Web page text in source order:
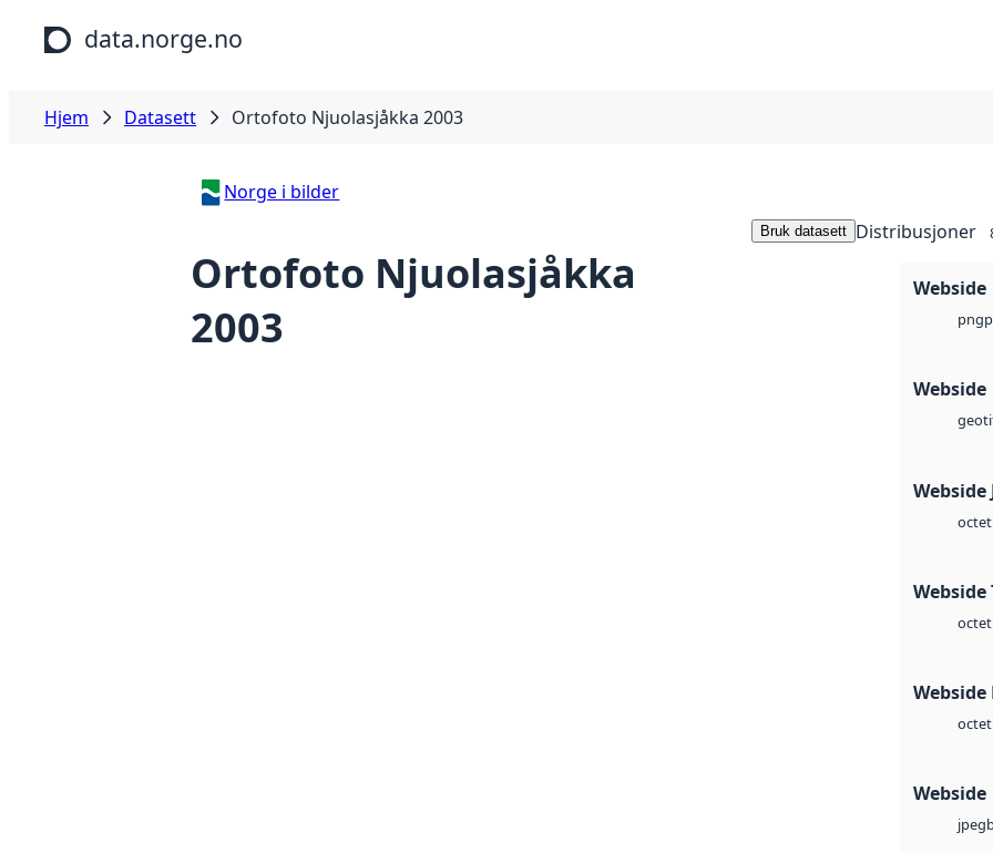
Hopp til hovedinnhold
data.norge.no
Hjem Datasett Ortofoto Njuolasjåkka 2003
Norge i bilder
Ortofoto Njuolasjåkka
2003
Bruk datasett Distribusjoner
Webside
png
Webside
Webside
octet
Webside
octet
Webside
octet
Webside
jpeg